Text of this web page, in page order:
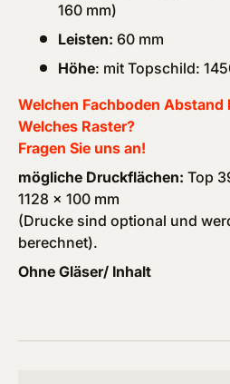
160 mm)
Leisten: 60 mm
Höhe: mit Topschild:
Welchen Fachboden Abstand
Welches Raster?
Fragen Sie uns an!
mögliche Druckflächen: Top
1128 x 100 mm
(Drucke sind optional und
berechnet).
Ohne Gläser/ Inhalt